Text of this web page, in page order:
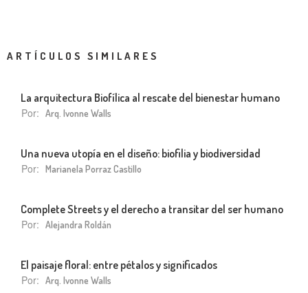
ARTÍCULOS SIMILARES
La arquitectura Biofílica al rescate del bienestar humano
Por: Arq. Ivonne Walls
Una nueva utopía en el diseño: biofilia y biodiversidad
Por: Marianela Porraz Castillo
Complete Streets y el derecho a transitar del ser humano
Por: Alejandra Roldán
El paisaje floral: entre pétalos y significados
Por: Arq. Ivonne Walls